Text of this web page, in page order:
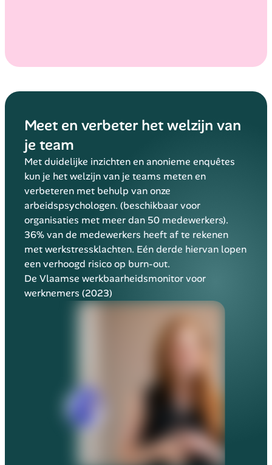
Meet en verbeter het welzijn van
je team
Met duidelijke inzichten en anonieme enquêtes
kun je het welzijn van je teams meten en
verbeteren met behulp van onze
arbeidspsychologen. (beschikbaar voor
organisaties met meer dan 50 medewerkers).
36% van de medewerkers heeft af te rekenen
met werkstressklachten. Eén derde hiervan lopen
een verhoogd risico op burn-out.
De Vlaamse werkbaarheidsmonitor voor
werknemers (2023)